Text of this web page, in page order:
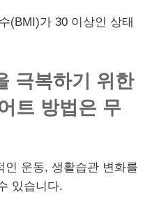
(BMI)가 30 이상인 상태
극복하기 위한
트 방법은 무
인 운동, 생활습관 변화를
있습니다.